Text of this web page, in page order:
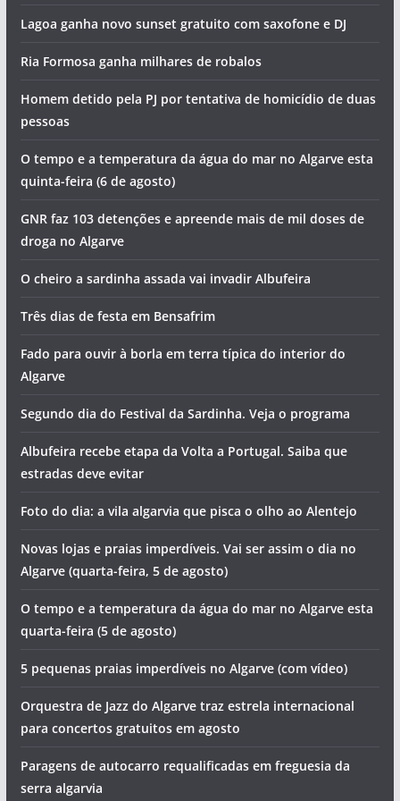
Lagoa ganha novo sunset gratuito com saxofone e DJ
Ria Formosa ganha milhares de robalos
Homem detido pela PJ por tentativa de homicídio de duas
pessoas
O tempo e a temperatura da água do mar no Algarve esta
quinta-feira (6 de agosto)
GNR faz 103 detenções e apreende mais de mil doses de
droga no Algarve
O cheiro a sardinha assada vai invadir Albufeira
Três dias de festa em Bensafrim
Fado para ouvir à borla em terra típica do interior do
Algarve
Segundo dia do Festival da Sardinha. Veja o programa
Albufeira recebe etapa da Volta a Portugal. Saiba que
estradas deve evitar
Foto do dia: a vila algarvia que pisca o olho ao Alentejo
Novas lojas e praias imperdíveis. Vai ser assim o dia no
Algarve (quarta-feira, 5 de agosto)
O tempo e a temperatura da água do mar no Algarve esta
quarta-feira (5 de agosto)
5 pequenas praias imperdíveis no Algarve (com vídeo)
Orquestra de Jazz do Algarve traz estrela internacional
para concertos gratuitos em agosto
Paragens de autocarro requalificadas em freguesia da
serra algarvia